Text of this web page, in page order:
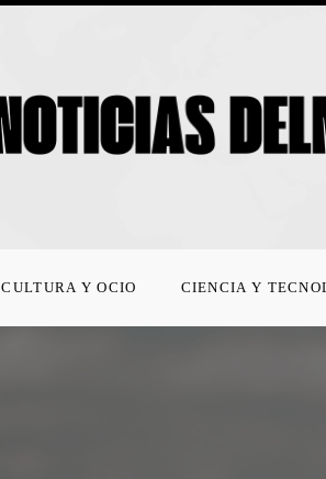
CULTURA Y OCIO CIENCIA Y